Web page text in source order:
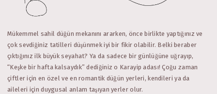
Mükemmel sahil düğün mekanını ararken, önce birlikte yaptığınız ve
çok sevdiğiniz tatilleri düşünmek iyi bir fikir olabilir. Belki beraber
çıktığınız ilk büyük seyahat? Ya da sadece bir günlüğüne uğrayıp,
“Keşke bir hafta kalsaydık” dediğiniz o Karayip adası! Çoğu zaman
çiftler için en özel ve en romantik düğün yerleri, kendileri ya da
aileleri için duygusal anlam taşıyan yerler olur.